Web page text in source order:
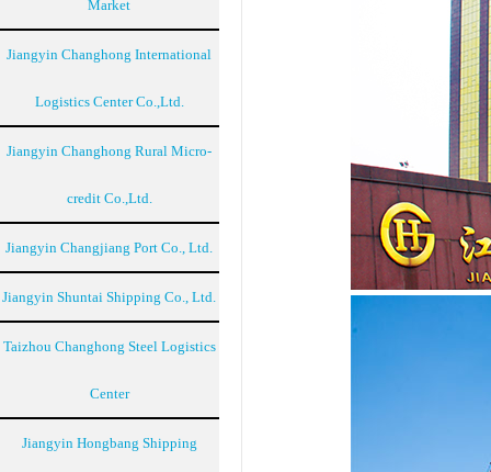
Market
Jiangyin Changhong International
Logistics Center Co.,Ltd.
Jiangyin Changhong Rural Micro-
credit Co.,Ltd.
Jiangyin Changjiang Port Co., Ltd.
Jiangyin Shuntai Shipping Co., Ltd.
Taizhou Changhong Steel Logistics
Center
Jiangyin Hongbang Shipping